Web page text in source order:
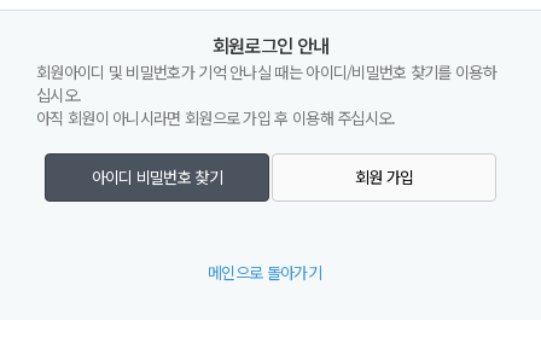
회원로그인 안내
회원아이디 및 비밀번호가 기억 안나실 때는 아이디/비밀번호 찾기를 이용하
십시오.
아직 회원이 아니시라면 회원으로 가입 후 이용해 주십시오.
아이디 비밀번호 찾기 회원 가입
메인으로 돌아가기